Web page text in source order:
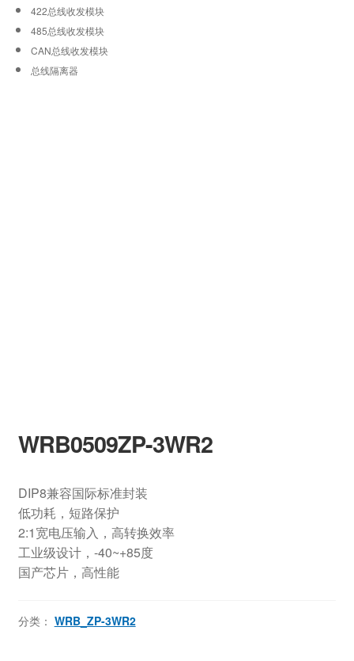
WRB0509ZP-3WR2
DIP8兼容国际标准封装
低功耗，短路保护
2:1宽电压输入，高转换效率
工业级设计，-40~+85度
国产芯片，高性能
分类： WRB_ZP-3WR2
422总线收发模块
485总线收发模块
CAN总线收发模块
总线隔离器